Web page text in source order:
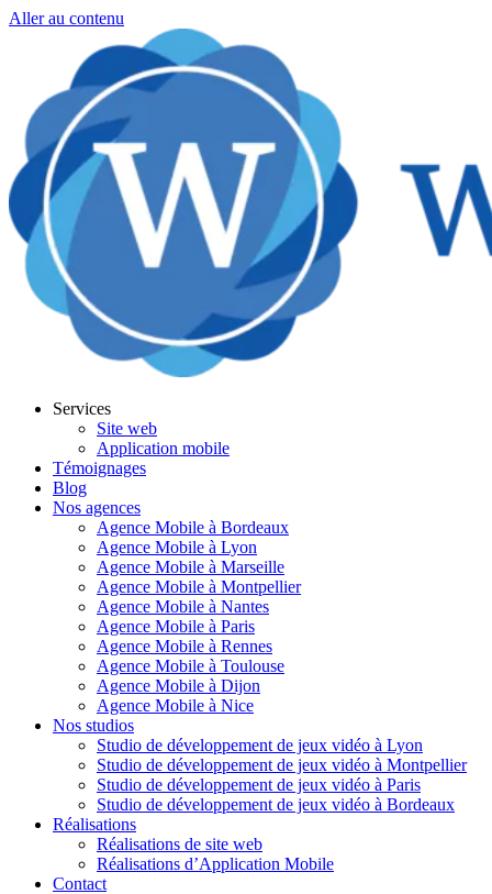
Aller au contenu
Services
Site web
Application mobile
Témoignages
Blog
Nos agences
Agence Mobile à Bordeaux
Agence Mobile à Lyon
Agence Mobile à Marseille
Agence Mobile à Montpellier
Agence Mobile à Nantes
Agence Mobile à Paris
Agence Mobile à Rennes
Agence Mobile à Toulouse
Agence Mobile à Dijon
Agence Mobile à Nice
Nos studios
Studio de développement de jeux vidéo à Lyon
Studio de développement de jeux vidéo à Montpellier
Studio de développement de jeux vidéo à Paris
Studio de développement de jeux vidéo à Bordeaux
Réalisations
Réalisations de site web
Réalisations d’Application Mobile
Contact